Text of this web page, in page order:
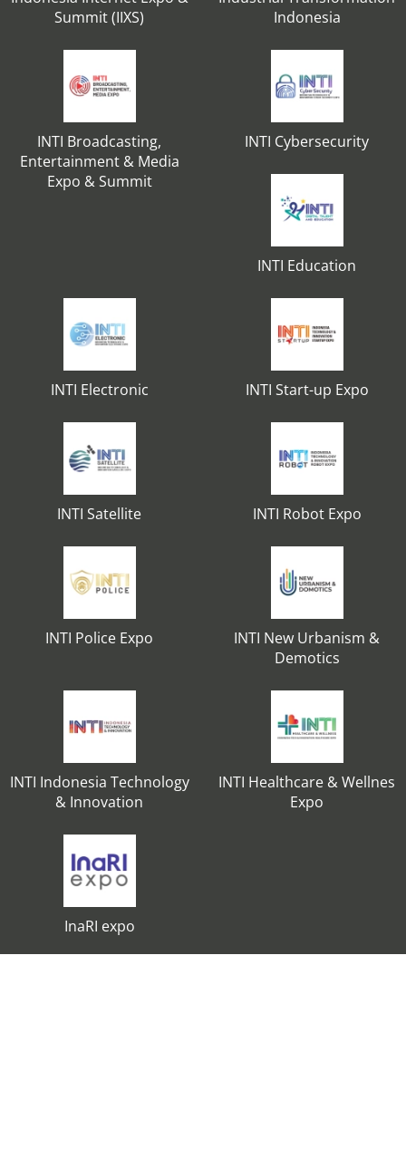
Summit (IIXS)
Indonesia
INTI Broadcasting,
Entertainment & Media
Expo & Summit
INTI Cybersecurity
INTI Education
INTI Electronic INTI Start-up Expo
INTI Satellite INTI Robot Expo
INTI Police Expo
INTI New Urbanism &
Demotics
INTI Indonesia Technology
& Innovation
INTI Healthcare & Wellnes
Expo
InaRI expo